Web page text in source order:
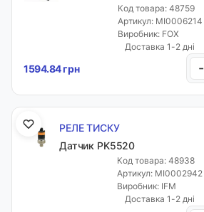
Код товара: 48759
Артикул: MI0006214
Виробник: FOX
Доставка 1-2 дні
1594.84 грн -
РЕЛЕ ТИСКУ
Датчик PK5520
Код товара: 48938
Артикул: MI0002942
Виробник: IFM
Доставка 1-2 дні